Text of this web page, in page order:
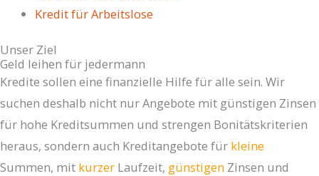
Kredit für Arbeitslose
Unser Ziel
Geld leihen für jedermann
Kredite sollen eine finanzielle Hilfe für alle sein. Wir
suchen deshalb nicht nur Angebote mit günstigen Zinsen
für hohe Kreditsummen und strengen Bonitätskriterien
heraus, sondern auch Kreditangebote für kleine
Summen, mit kurzer Laufzeit, günstigen Zinsen und